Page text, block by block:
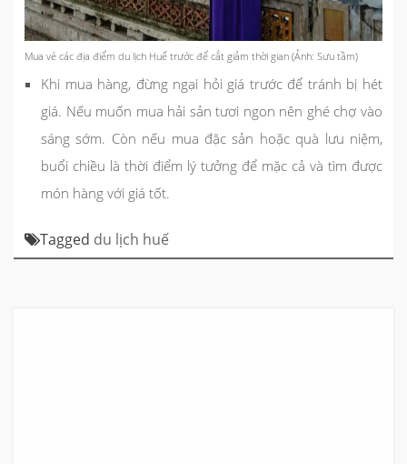
Mua vé các địa điểm du lịch Huế trước để cắt giảm thời gian (Ảnh: Sưu tầm)
Khi mua hàng, đừng ngại hỏi giá trước để tránh bị hét
giá. Nếu muốn mua hải sản tươi ngon nên ghé chợ vào
sáng sớm. Còn nếu mua đặc sản hoặc quà lưu niệm,
buổi chiều là thời điểm lý tưởng để mặc cả và tìm được
món hàng với giá tốt.
Tagged du lịch huế